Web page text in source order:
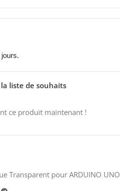
liste de souhaits
ce produit maintenant !
Transparent pour ARDUINO UNO